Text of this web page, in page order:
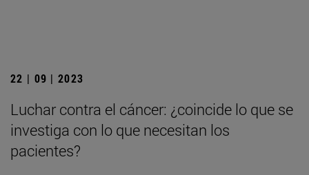
22 | 09 | 2023
Luchar contra el cáncer: ¿coincide lo que se
investiga con lo que necesitan los
pacientes?